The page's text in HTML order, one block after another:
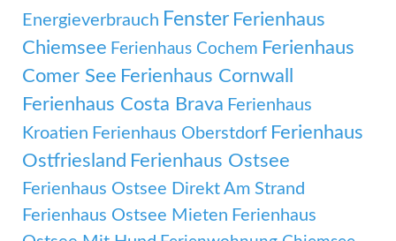
Energieverbrauch Fenster Ferienhaus
Chiemsee Ferienhaus Cochem Ferienhaus
Comer See Ferienhaus Cornwall
Ferienhaus Costa Brava Ferienhaus
Kroatien Ferienhaus Oberstdorf Ferienhaus
Ostfriesland Ferienhaus Ostsee
Ferienhaus Ostsee Direkt Am Strand
Ferienhaus Ostsee Mieten Ferienhaus